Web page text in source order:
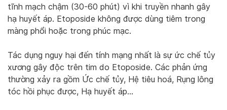
tĩnh mạch chậm (30-60 phút) vì khi truyền nhanh gây
hạ huyết áp. Etoposide không được dùng tiêm trong
màng phổi hoặc trong phúc mạc.
Tác dụng nguy hại đến tính mạng nhất là sự ức chế tủy
xương gây độc trên tim do Etoposide. Các phản ứng
thường xảy ra gồm Ức chế tủy, Hệ tiêu hoá, Rụng lông
tóc hồi phục được, Hạ huyết áp…